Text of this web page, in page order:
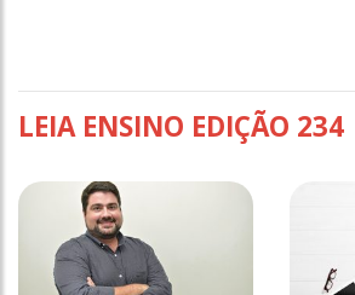
LEIA ENSINO EDIÇÃO 234